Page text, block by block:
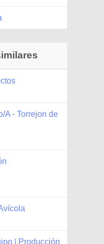
A - Torrejon de
| Producción